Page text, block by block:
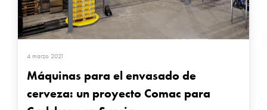
4 marzo 2021
Máquinas para el envasado de
cerveza: un proyecto Comac para